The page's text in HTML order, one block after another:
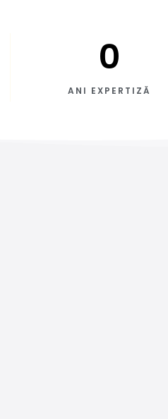
ANI EXPERTIZĂ
0